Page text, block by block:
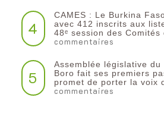
4
CAMES : Le Burkina
avec 412 inscrits aux
48ᵉ session des
commentaires
5
Assemblée législative
Boro fait ses premiers
promet de porter la voix
commentaires